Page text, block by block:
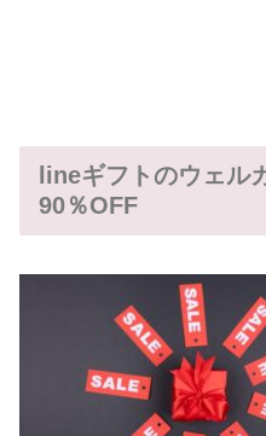
lineギフトのウェル
90％OFF